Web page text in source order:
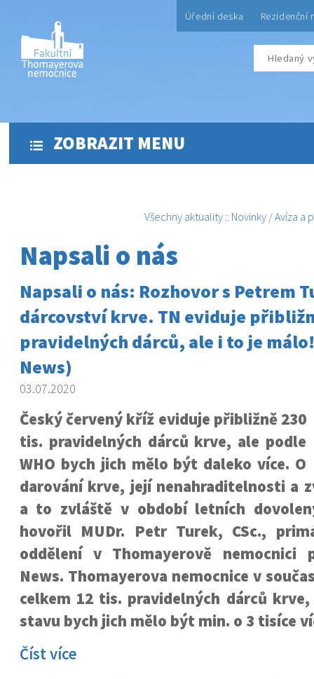
Úřední deska Rezidenční
ZOBRAZIT MENU
Všechny aktuality :: Novinky /Avíza a
Napsali o nás
Napsali o nás: Rozhovor s Petrem
dárcovství krve. TN eviduje
pravidelných dárců, ale i to je
News)
03.07.2020
Český červený kříž eviduje přibližně 230
tis. pravidelných dárců krve, ale podle
WHO bych jich mělo být daleko více. O
darování krve, její nenahraditelnosti a
a to zvláště v období letních
hovořil MUDr. Petr Turek, CSc.,
oddělení v Thomayerově nemocnici
News. Thomayerova nemocnice v
celkem 12 tis. pravidelných dárců
stavu bych jich mělo být min. o 3 tisíce
Číst více